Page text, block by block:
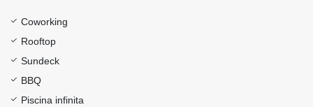
Coworking
Rooftop
Sundeck
BBQ
Piscina infinita